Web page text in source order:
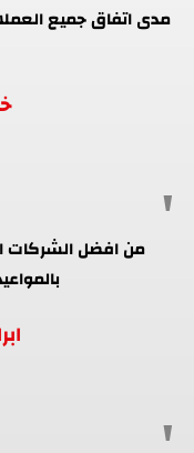
مدى اتفاق جميع
من افضل الشركات